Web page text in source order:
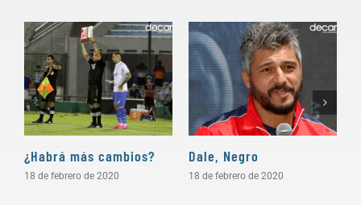
¿Habrá más cambios?
18 de febrero de 2020
Dale, Negro
18 de febrero de 2020